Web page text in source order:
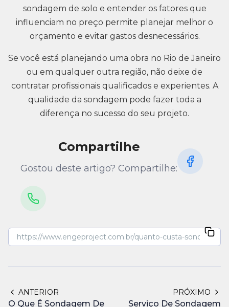
sondagem de solo e entender os fatores que
influenciam no preço permite planejar melhor o
orçamento e evitar gastos desnecessários.
Se você está planejando uma obra no Rio de Janeiro
ou em qualquer outra região, não deixe de
contratar profissionais qualificados e experientes. A
qualidade da sondagem pode fazer toda a
diferença no sucesso do seu projeto.
Compartilhe
Gostou deste artigo? Compartilhe:
ANTERIOR
O Que É Sondagem De
PRÓXIMO
Serviço De Sondagem